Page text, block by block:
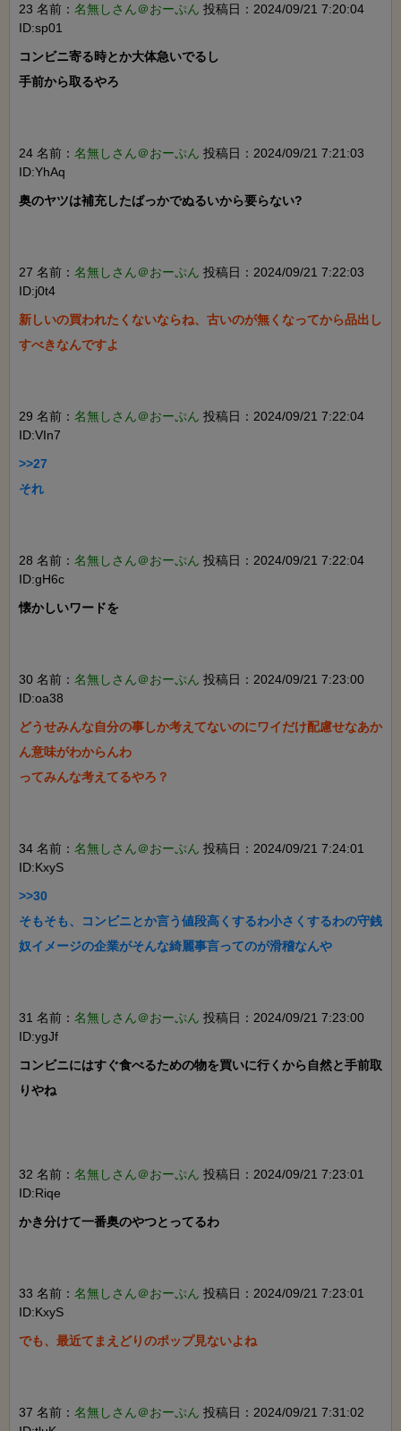
23 名前： 名無しさん＠おーぷん 投稿日：2024/09/21 7:20:04
ID:sp01
コンビニ寄る時とか大体急いでるし
手前から取るやろ
24 名前： 名無しさん＠おーぷん 投稿日：2024/09/21 7:21:03
ID:YhAq
奥のヤツは補充したばっかでぬるいから要らない?
27 名前： 名無しさん＠おーぷん 投稿日：2024/09/21 7:22:03
ID:j0t4
新しいの買われたくないならね、古いのが無くなってから品出し
すべきなんですよ
29 名前： 名無しさん＠おーぷん 投稿日：2024/09/21 7:22:04
ID:VIn7
>>27
それ
28 名前： 名無しさん＠おーぷん 投稿日：2024/09/21 7:22:04
ID:gH6c
懐かしいワードを
30 名前： 名無しさん＠おーぷん 投稿日：2024/09/21 7:23:00
ID:oa38
どうせみんな自分の事しか考えてないのにワイだけ配慮せなあか
ん意味がわからんわ
ってみんな考えてるやろ？
34 名前： 名無しさん＠おーぷん 投稿日：2024/09/21 7:24:01
ID:KxyS
>>30
そもそも、コンビニとか言う値段高くするわ小さくするわの守銭
奴イメージの企業がそんな綺麗事言ってのが滑稽なんや
31 名前： 名無しさん＠おーぷん 投稿日：2024/09/21 7:23:00
ID:ygJf
コンビニにはすぐ食べるための物を買いに行くから自然と手前取
りやね
32 名前： 名無しさん＠おーぷん 投稿日：2024/09/21 7:23:01
ID:Riqe
かき分けて一番奥のやつとってるわ
33 名前： 名無しさん＠おーぷん 投稿日：2024/09/21 7:23:01
ID:KxyS
でも、最近てまえどりのポップ見ないよね
37 名前： 名無しさん＠おーぷん 投稿日：2024/09/21 7:31:02